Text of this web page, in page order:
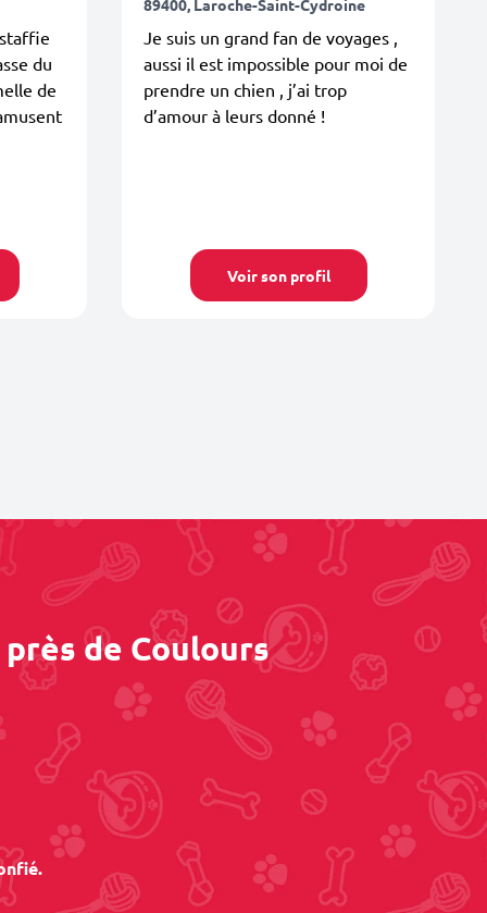
du
de
89400, Laroche-Saint-Cydroine
Je suis un grand fan de voyages ,
aussi il est impossible pour moi de
prendre un chien , j’ai trop
d’amour à leurs donné !
Voir son profil
de Coulours